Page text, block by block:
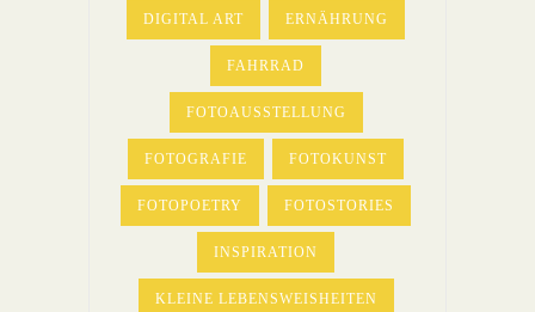
DIGITAL ART ERNÄHRUNG
FAHRRAD
FOTOAUSSTELLUNG
FOTOGRAFIE FOTOKUNST
FOTOPOETRY FOTOSTORIES
INSPIRATION
KLEINE LEBENSWEISHEITEN